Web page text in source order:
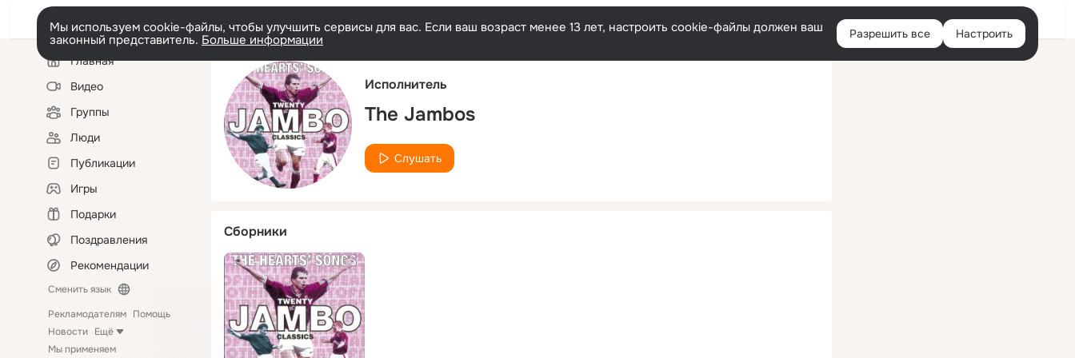
Русский Войти
Мы используем cookie-файлы, чтобы улучшить сервисы для вас. Если ваш возраст менее 13 лет, настроить cookie-файлы должен ваш
законный представитель. Больше информации Разрешить все Настроить
Левая
колонкаГлавная
Видео
Группы
Люди
Публикации
Игры
Подарки
Поздравления
Рекомендации
Сменить язык
Рекламодателям Помощь
Новости Ещё
Мы применяем
Исполнитель
The Jambos
Слушать
Сборники